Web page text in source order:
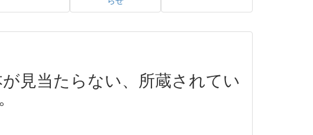
見当たらない、所蔵されてい